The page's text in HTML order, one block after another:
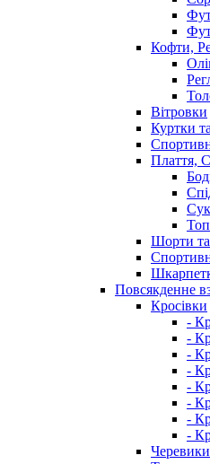
Кофти,
Вітровки
Куртки
Плаття,
Шорти та
Повсякденне
Кросівки
-
-
-
-
-
-
-
-
Черевики